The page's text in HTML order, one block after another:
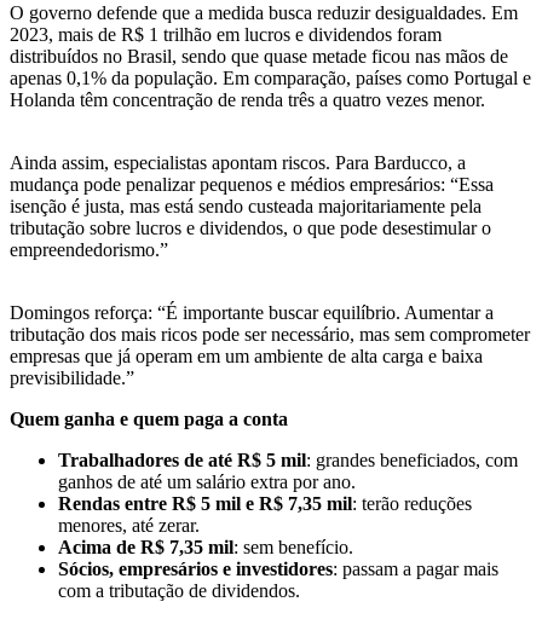
O governo defende que a medida busca reduzir desigualdades. Em
2023, mais de R$ 1 trilhão em lucros e dividendos foram
distribuídos no Brasil, sendo que quase metade ficou nas mãos de
apenas 0,1% da população. Em comparação, países como Portugal e
Holanda têm concentração de renda três a quatro vezes menor.
Ainda assim, especialistas apontam riscos. Para Barducco, a
mudança pode penalizar pequenos e médios empresários: “Essa
isenção é justa, mas está sendo custeada majoritariamente pela
tributação sobre lucros e dividendos, o que pode desestimular o
empreendedorismo.”
Domingos reforça: “É importante buscar equilíbrio. Aumentar a
tributação dos mais ricos pode ser necessário, mas sem comprometer
empresas que já operam em um ambiente de alta carga e baixa
previsibilidade.”
Quem ganha e quem paga a conta
Trabalhadores de até R$ 5 mil: grandes beneficiados, com
ganhos de até um salário extra por ano.
Rendas entre R$ 5 mil e R$ 7,35 mil: terão reduções
menores, até zerar.
Acima de R$ 7,35 mil: sem benefício.
Sócios, empresários e investidores: passam a pagar mais
com a tributação de dividendos.